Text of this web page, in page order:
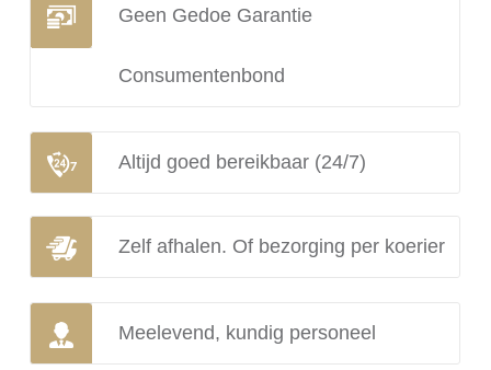
Geen Gedoe Garantie
Consumentenbond
Altijd goed bereikbaar (24/7)
Zelf afhalen. Of bezorging per koerier
Meelevend, kundig personeel